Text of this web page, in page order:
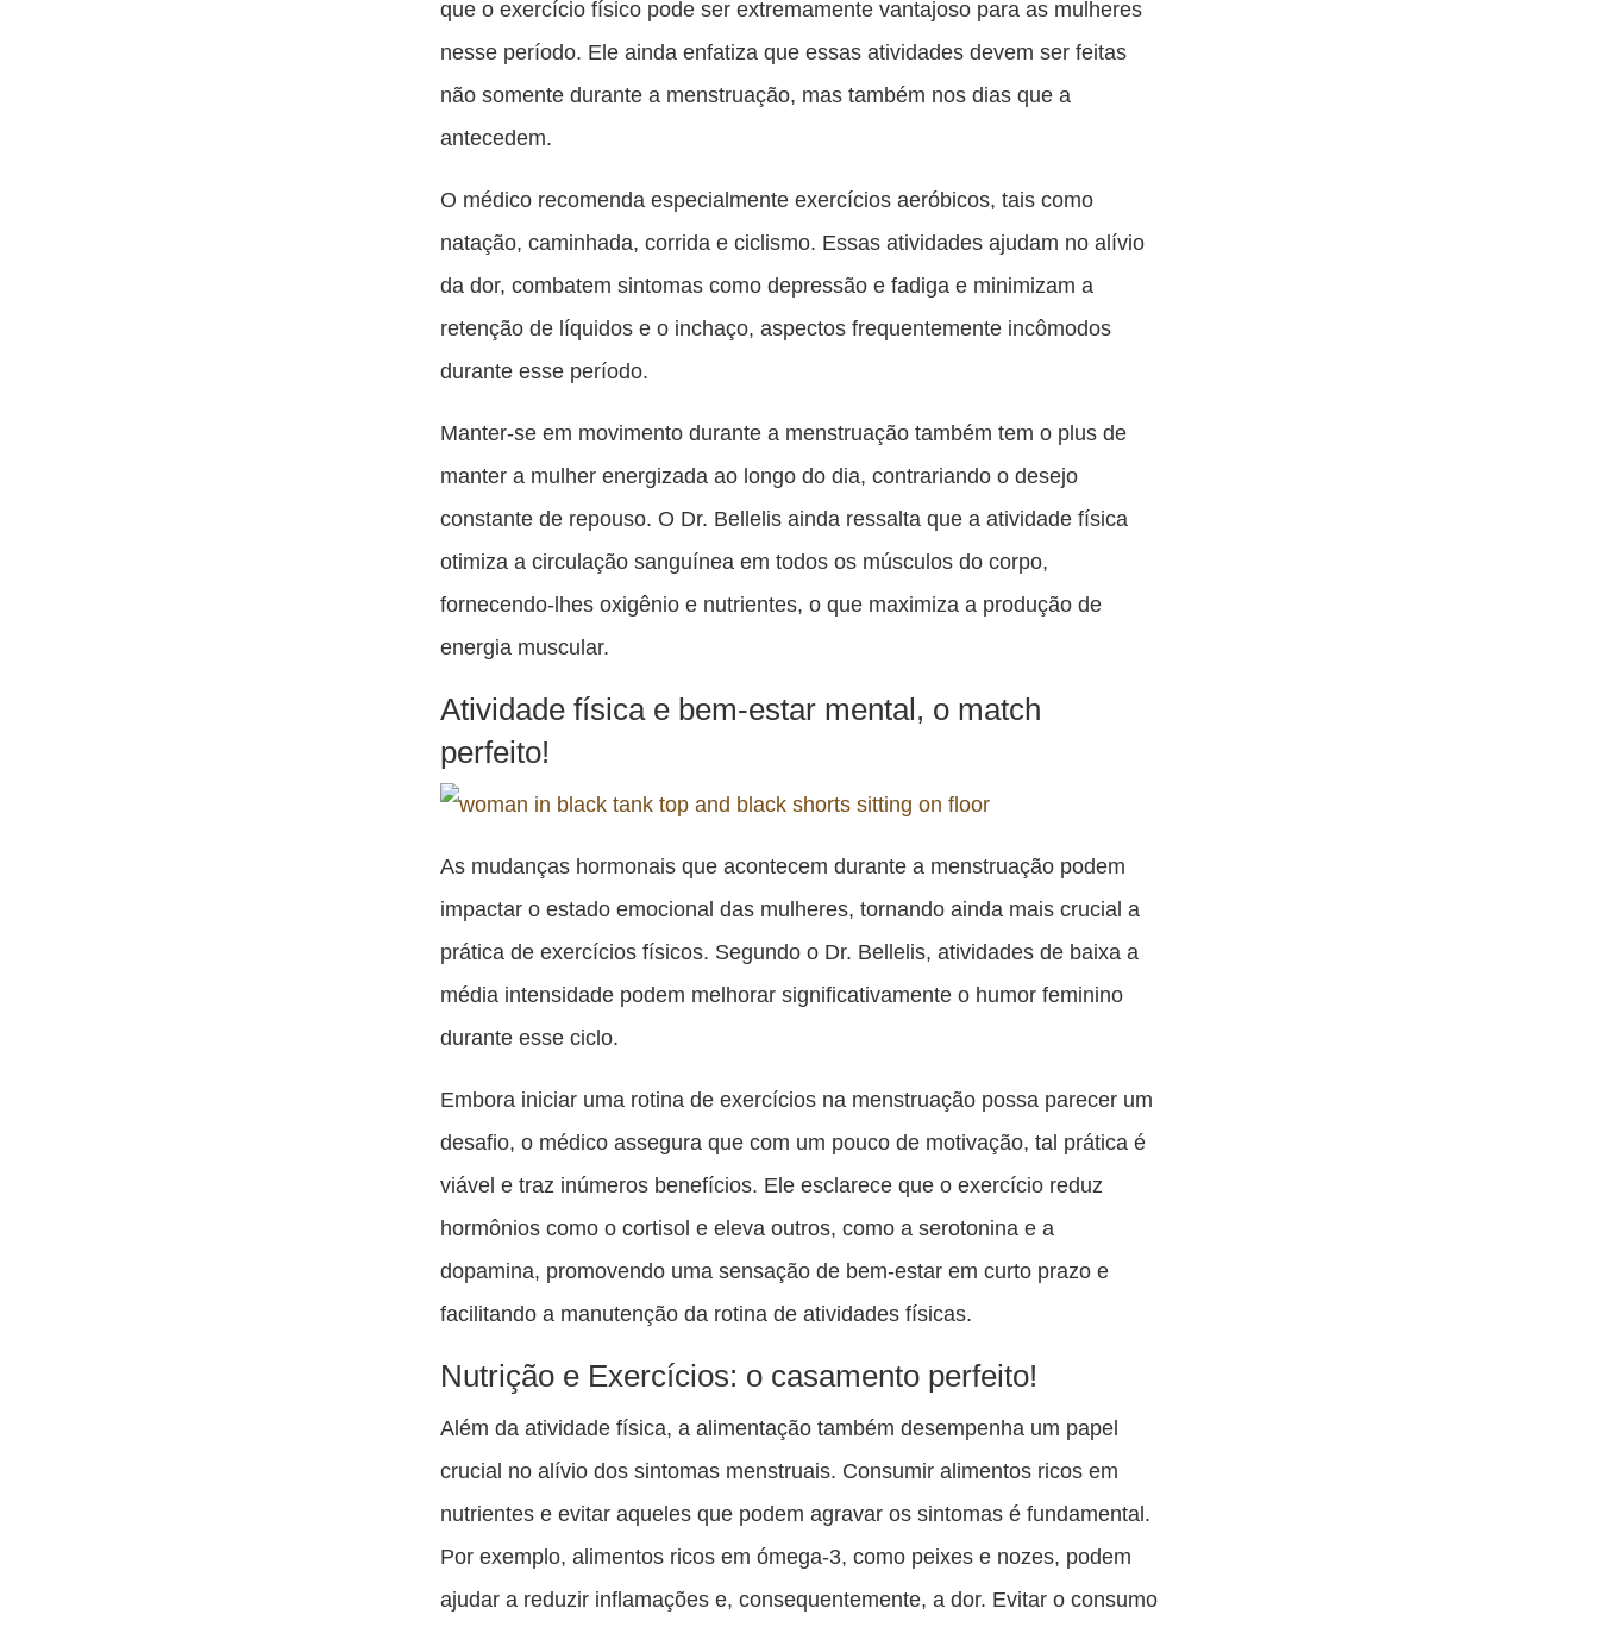
que o exercício físico pode ser extremamente vantajoso para as mulheres
nesse período. Ele ainda enfatiza que essas atividades devem ser feitas
não somente durante a menstruação, mas também nos dias que a
antecedem.
O médico recomenda especialmente exercícios aeróbicos, tais como
natação, caminhada, corrida e ciclismo. Essas atividades ajudam no alívio
da dor, combatem sintomas como depressão e fadiga e minimizam a
retenção de líquidos e o inchaço, aspectos frequentemente incômodos
durante esse período.
Manter-se em movimento durante a menstruação também tem o plus de
manter a mulher energizada ao longo do dia, contrariando o desejo
constante de repouso. O Dr. Bellelis ainda ressalta que a atividade física
otimiza a circulação sanguínea em todos os músculos do corpo,
fornecendo-lhes oxigênio e nutrientes, o que maximiza a produção de
energia muscular.
Atividade física e bem-estar mental, o match
perfeito!
As mudanças hormonais que acontecem durante a menstruação podem
impactar o estado emocional das mulheres, tornando ainda mais crucial a
prática de exercícios físicos. Segundo o Dr. Bellelis, atividades de baixa a
média intensidade podem melhorar significativamente o humor feminino
durante esse ciclo.
Embora iniciar uma rotina de exercícios na menstruação possa parecer um
desafio, o médico assegura que com um pouco de motivação, tal prática é
viável e traz inúmeros benefícios. Ele esclarece que o exercício reduz
hormônios como o cortisol e eleva outros, como a serotonina e a
dopamina, promovendo uma sensação de bem-estar em curto prazo e
facilitando a manutenção da rotina de atividades físicas.
Nutrição e Exercícios: o casamento perfeito!
Além da atividade física, a alimentação também desempenha um papel
crucial no alívio dos sintomas menstruais. Consumir alimentos ricos em
nutrientes e evitar aqueles que podem agravar os sintomas é fundamental.
Por exemplo, alimentos ricos em ómega-3, como peixes e nozes, podem
ajudar a reduzir inflamações e, consequentemente, a dor. Evitar o consumo